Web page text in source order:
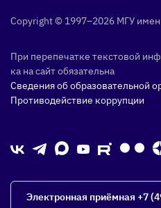
Copyright © 1997–2026 МГУ
При пе­репе­чат­ке тек­сто­вой
ка на сайт обя­затель­на
Сведения об образовательной
Противодействие коррупции
Электронная приёмная +7